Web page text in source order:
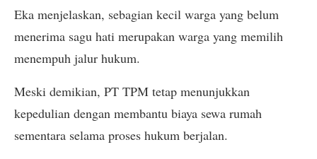
Eka menjelaskan, sebagian kecil warga yang belum
menerima sagu hati merupakan warga yang memilih
menempuh jalur hukum.
Meski demikian, PT TPM tetap menunjukkan
kepedulian dengan membantu biaya sewa rumah
sementara selama proses hukum berjalan.